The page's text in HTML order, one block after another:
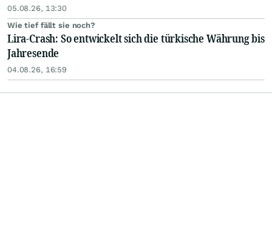
05.08.26, 13:30
Wie tief fällt sie noch?
Lira-Crash: So entwickelt sich die türkische Währung bis
Jahresende
04.08.26, 16:59